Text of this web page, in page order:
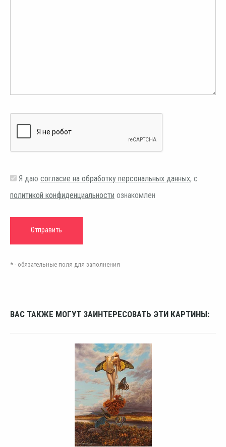
Я даю согласие на обработку персональных данных, с
политикой конфиденциальности ознакомлен
* - обязательные поля для заполнения
ВАС ТАКЖЕ МОГУТ ЗАИНТЕРЕСОВАТЬ ЭТИ КАРТИНЫ: